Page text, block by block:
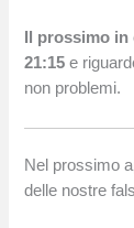
Il prossimo
21:15 e
non problemi.
Nel prossimo
delle nostre